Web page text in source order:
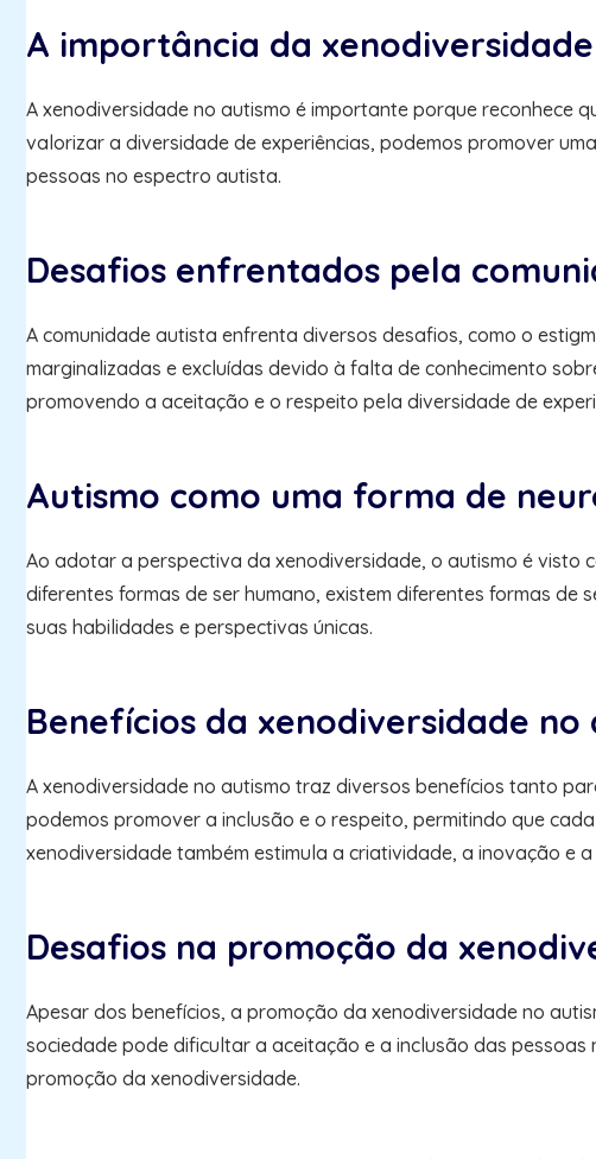
A importância da xenodiversidade
A xenodiversidade no autismo é importante porque reconhece
valorizar a diversidade de experiências, podemos promover
pessoas no espectro autista.
Desafios enfrentados pela
A comunidade autista enfrenta diversos desafios, como o
marginalizadas e excluídas devido à falta de conhecimento
promovendo a aceitação e o respeito pela diversidade de
Autismo como uma forma de
Ao adotar a perspectiva da xenodiversidade, o autismo é visto
diferentes formas de ser humano, existem diferentes formas
suas habilidades e perspectivas únicas.
Benefícios da xenodiversidade no
A xenodiversidade no autismo traz diversos benefícios tanto
podemos promover a inclusão e o respeito, permitindo que
xenodiversidade também estimula a criatividade, a inovação e
Desafios na promoção da
Apesar dos benefícios, a promoção da xenodiversidade no
sociedade pode dificultar a aceitação e a inclusão das
promoção da xenodiversidade.